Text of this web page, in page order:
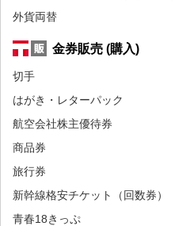
外貨両替
金券販売 (購入)
切手
はがき・レターパック
航空会社株主優待券
商品券
旅行券
新幹線格安チケット（回数券）
青春18きっぷ